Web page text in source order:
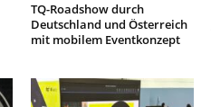
TQ-Roadshow durch
Deutschland und Österreich
mit mobilem Eventkonzept